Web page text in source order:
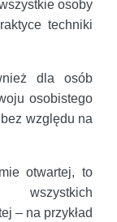
osoby
techniki
dla osób
osobistego
względu na
otwartej, to
– na przykład